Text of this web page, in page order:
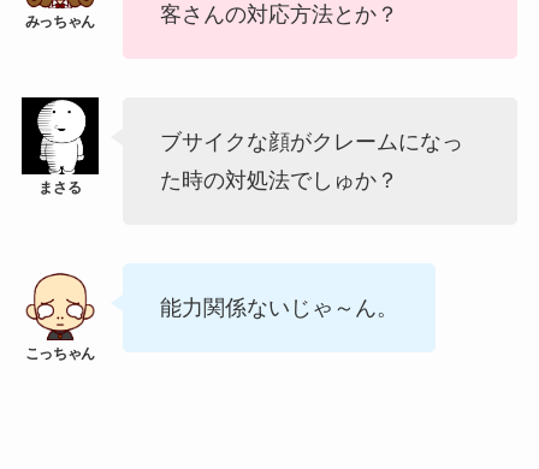
客さんの対応方法とか？
ブサイクな顔がクレームになっ
た時の対処法でしゅか？
能力関係ないじゃ～ん。